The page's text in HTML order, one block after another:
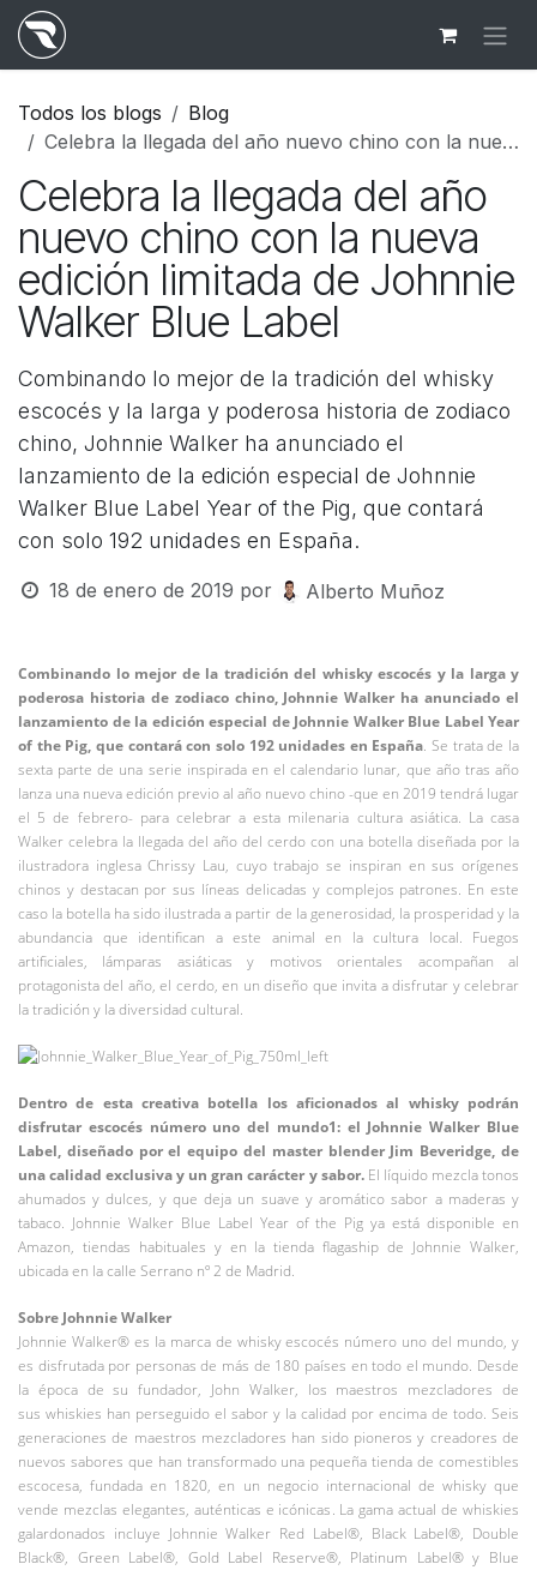
Ir al contenido
Todos los blogs
Blog
Celebra la llegada del año nuevo chino con la nueva edición limitada de Johnnie Walker Blue Label
Celebra la llegada del año
nuevo chino con la nueva
edición limitada de Johnnie
Walker Blue Label
Combinando lo mejor de la tradición del whisky
escocés y la larga y poderosa historia de zodiaco
chino, Johnnie Walker ha anunciado el
lanzamiento de la edición especial de Johnnie
Walker Blue Label Year of the Pig, que contará
con solo 192 unidades en España.
18 de enero de 2019 por Alberto Muñoz
Combinando lo mejor de la tradición del whisky escocés y la larga y
poderosa historia de zodiaco chino, Johnnie Walker ha anunciado el
lanzamiento de la edición especial de Johnnie Walker Blue Label Year
of the Pig, que contará con solo 192 unidades en España. Se trata de la
sexta parte de una serie inspirada en el calendario lunar, que año tras año
lanza una nueva edición previo al año nuevo chino -que en 2019 tendrá lugar
el 5 de febrero- para celebrar a esta milenaria cultura asiática. La casa
Walker celebra la llegada del año del cerdo con una botella diseñada por la
ilustradora inglesa Chrissy Lau, cuyo trabajo se inspiran en sus orígenes
chinos y destacan por sus líneas delicadas y complejos patrones. En este
caso la botella ha sido ilustrada a partir de la generosidad, la prosperidad y la
abundancia que identifican a este animal en la cultura local. Fuegos
artificiales, lámparas asiáticas y motivos orientales acompañan al
protagonista del año, el cerdo, en un diseño que invita a disfrutar y celebrar
la tradición y la diversidad cultural.
Dentro de esta creativa botella los aficionados al whisky podrán
disfrutar escocés número uno del mundo1: el Johnnie Walker Blue
Label, diseñado por el equipo del master blender Jim Beveridge, de
una calidad exclusiva y un gran carácter y sabor.El líquido mezcla tonos
ahumados y dulces, y que deja un suave y aromático sabor a maderas y
tabaco. Johnnie Walker Blue Label Year of the Pig ya está disponible en
Amazon, tiendas habituales y en la tienda flagaship de Johnnie Walker,
ubicada en la calle Serrano nº 2 de Madrid.
Sobre Johnnie Walker
Johnnie Walker® es la marca de whisky escocés número uno del mundo, y
es disfrutada por personas de más de 180 países en todo el mundo. Desde
la época de su fundador, John Walker, los maestros mezcladores de
sus whiskies han perseguido el sabor y la calidad por encima de todo. Seis
generaciones de maestros mezcladores han sido pioneros y creadores de
nuevos sabores que han transformado una pequeña tienda de comestibles
escocesa, fundada en 1820, en un negocio internacional de whisky que
vende mezclas elegantes, auténticas e icónicas. La gama actual de whiskies
galardonados incluye Johnnie Walker Red Label®, Black Label®, Double
Black®, Green Label®, Gold Label Reserve®, Platinum Label® y Blue